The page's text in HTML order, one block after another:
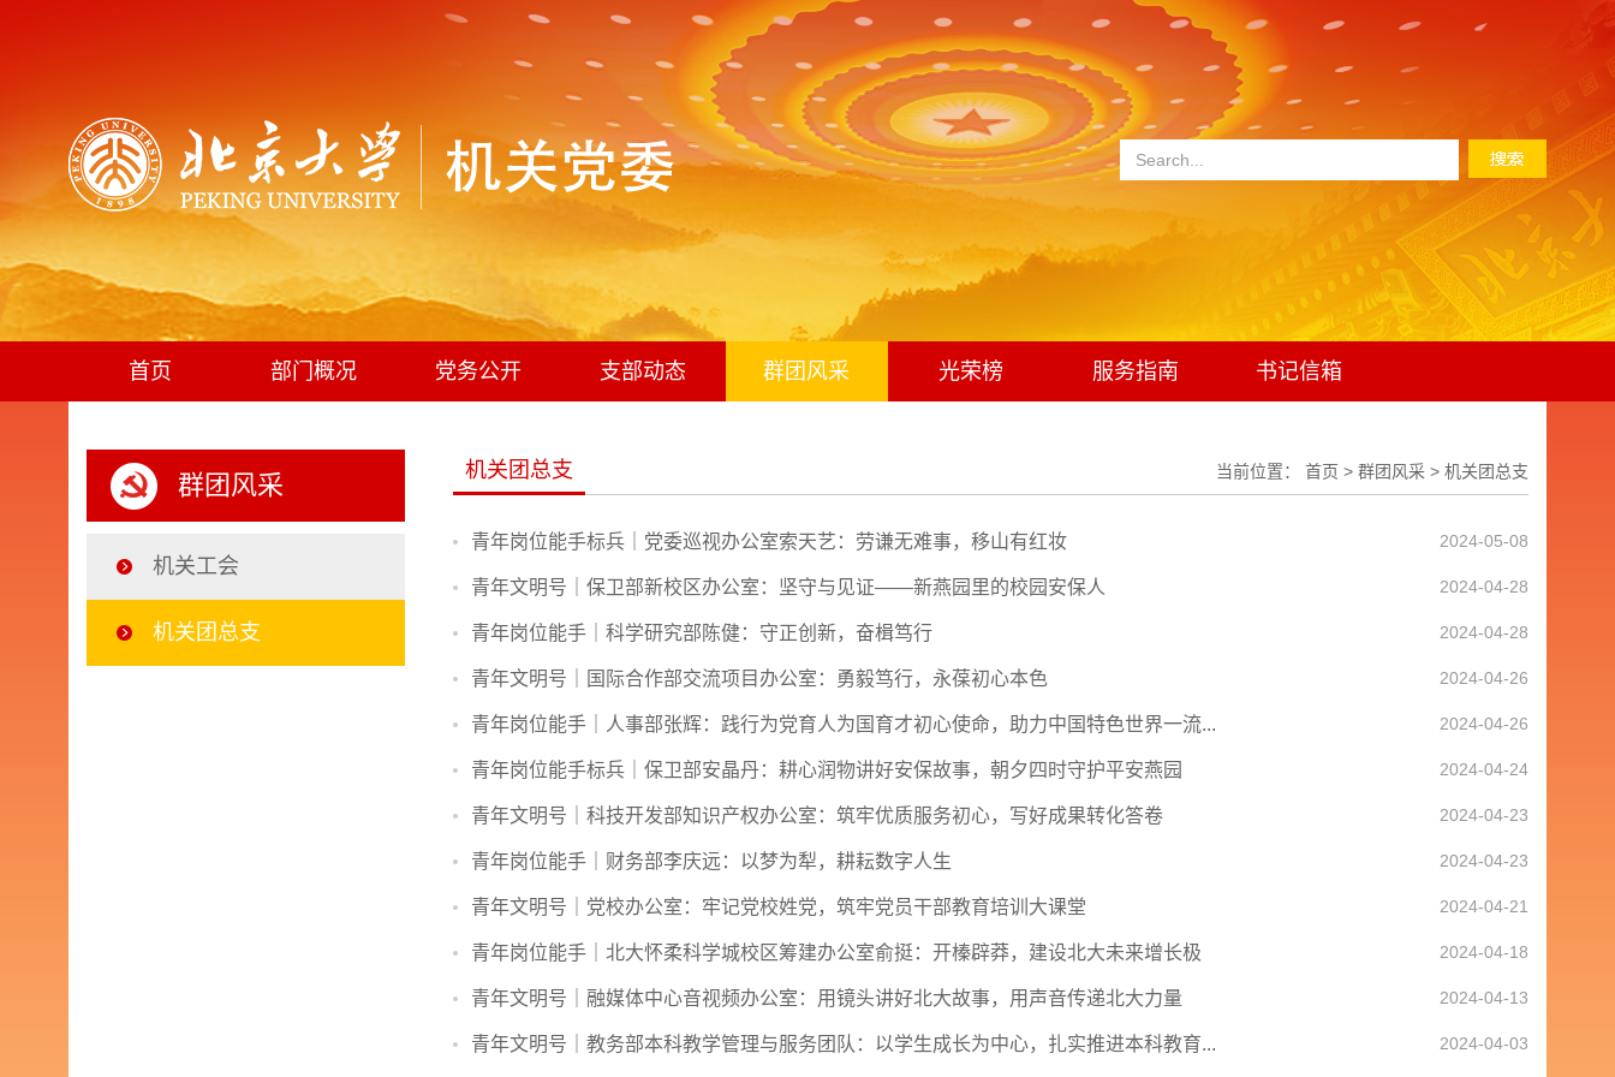
首页 部门概况 党务公开 支部动态 群团风采 光荣榜 服务指南 书记信箱
群团风采
机关工会
机关团总支
机关团总支 当前位置： 首页 > 群团风采 > 机关团总支
青年岗位能手标兵｜党委巡视办公室索天艺：劳谦无难事，移山有红妆 2024-05-08
青年文明号｜保卫部新校区办公室：坚守与见证——新燕园里的校园安保人 2024-04-28
青年岗位能手｜科学研究部陈健：守正创新，奋楫笃行 2024-04-28
青年文明号｜国际合作部交流项目办公室：勇毅笃行，永葆初心本色 2024-04-26
青年岗位能手｜人事部张辉：践行为党育人为国育才初心使命，助力中国特色世界一流... 2024-04-26
青年岗位能手标兵｜保卫部安晶丹：耕心润物讲好安保故事，朝夕四时守护平安燕园 2024-04-24
青年文明号｜科技开发部知识产权办公室：筑牢优质服务初心，写好成果转化答卷 2024-04-23
青年岗位能手｜财务部李庆远：以梦为犁，耕耘数字人生 2024-04-23
青年文明号｜党校办公室：牢记党校姓党，筑牢党员干部教育培训大课堂 2024-04-21
青年岗位能手｜北大怀柔科学城校区筹建办公室俞挺：开榛辟莽，建设北大未来增长极 2024-04-18
青年文明号｜融媒体中心音视频办公室：用镜头讲好北大故事，用声音传递北大力量 2024-04-13
青年文明号｜教务部本科教学管理与服务团队：以学生成长为中心，扎实推进本科教育... 2024-04-03